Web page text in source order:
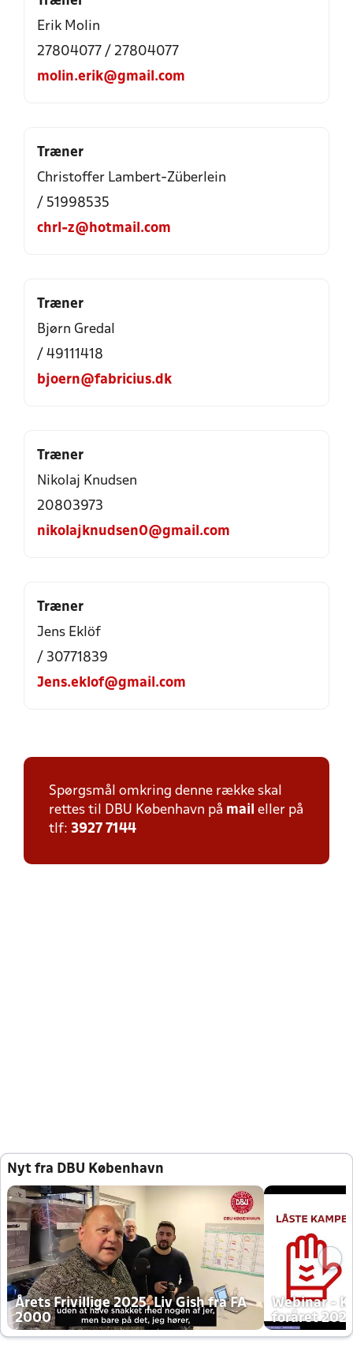
Erik Molin
27804077 / 27804077
molin.erik@gmail.com
Træner
Christoffer Lambert-Züberlein
/ 51998535
chrl-z@hotmail.com
Træner
Bjørn Gredal
/ 49111418
bjoern@fabricius.dk
Træner
Nikolaj Knudsen
20803973
nikolajknudsen0@gmail.com
Træner
Jens Eklöf
/ 30771839
Jens.eklof@gmail.com
Spørgsmål omkring denne række skal
rettes til DBU København på mail eller på
tlf: 3927 7144
Nyt fra DBU København
Årets Frivillige 2025, Liv Gish fra FA
2000
Webinar -
foråret